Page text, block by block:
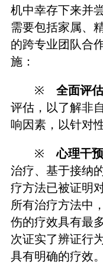
机中幸存下来并
需要包括家属、
的跨专业团队合
施：
※全面评
评估，以了解非
响因素，以针对
※心理干预
治疗、基于接纳
疗方法已被证明
所有治疗方法中
伤的疗效具有最
次证实了辨证行
具有明确的疗效。